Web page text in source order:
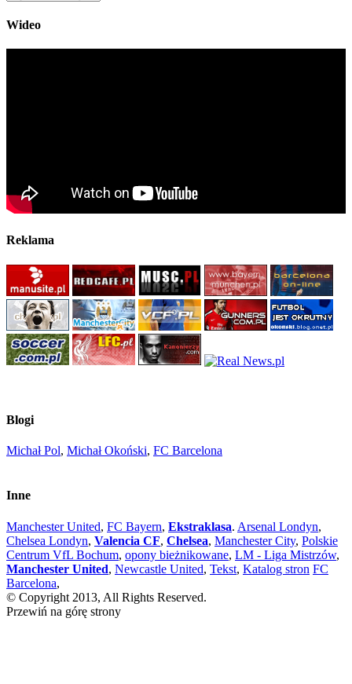
Wideo
Reklama
Blogi
Michał Pol, Michał Okoński, FC Barcelona
Inne
Manchester United, FC Bayern, Ekstraklasa. Arsenal Londyn,
Chelsea Londyn, Valencia CF, Chelsea, Manchester City, Polskie
Centrum VfL Bochum, opony bieżnikowane, LM - Liga Mistrzów,
Manchester United, Newcastle United, Tekst, Katalog stron FC
Barcelona,
© Copyright 2013, All Rights Reserved.
Przewiń na górę strony